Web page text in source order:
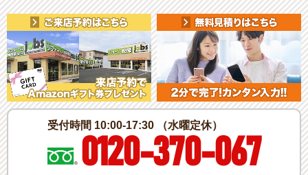
受付時間 10:00-17:30 （水曜定休）
0120-370-067